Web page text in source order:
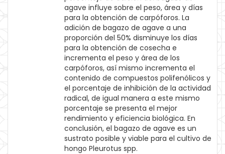
agave influye sobre el peso, área y días
para la obtención de carpóforos. La
adición de bagazo de agave a una
proporción del 50% disminuye los días
para la obtención de cosecha e
incrementa el peso y área de los
carpóforos, así mismo incrementa el
contenido de compuestos polifenólicos y
el porcentaje de inhibición de la actividad
radical, de igual manera a este mismo
porcentaje se presenta el mejor
rendimiento y eficiencia biológica. En
conclusión, el bagazo de agave es un
sustrato posible y viable para el cultivo de
hongo Pleurotus spp.